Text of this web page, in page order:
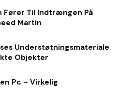
Fører Til Indtrængen På
Martin
Understøtningsmateriale
Objekter
Pc – Virkelig